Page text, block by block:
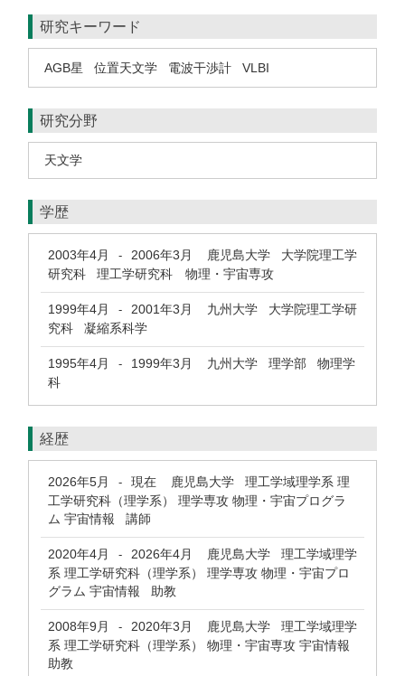
研究キーワード
AGB星 位置天文学 電波干渉計 VLBI
研究分野
天文学
学歴
2003年4月 - 2006年3月
鹿児島大学 大学院理工学
研究科 理工学研究科 物理・宇宙専攻
1999年4月 - 2001年3月
九州大学 大学院理工学研
究科 凝縮系科学
1995年4月 - 1999年3月
九州大学 理学部 物理学
科
経歴
2026年5月 - 現在 鹿児島大学 理工学域理学系 理
工学研究科（理学系） 理学専攻 物理・宇宙プログラ
ム 宇宙情報 講師
2020年4月 - 2026年4月
鹿児島大学 理工学域理学
系 理工学研究科（理学系） 理学専攻 物理・宇宙プロ
グラム 宇宙情報 助教
2008年9月 - 2020年3月
鹿児島大学 理工学域理学
系 理工学研究科（理学系） 物理・宇宙専攻 宇宙情報
助教